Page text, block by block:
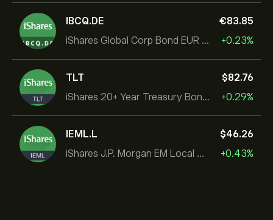
IBCQ.DE
iShares Global Corp Bond EUR Hedged UCITS ETF Dist
‎€‎83.85
+0.23%
TLT
iShares 20+ Year Treasury Bond ETF
‎$‎82.76
+0.29%
IEML.L
iShares J.P. Morgan EM Local Govt Bond UCITS ETF
‎$‎46.26
+0.43%